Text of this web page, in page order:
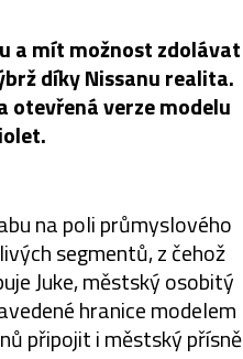
a mít možnost zdolávat
díky Nissanu realita.
otevřená verze modelu
na poli průmyslového
segmentů, z čehož
Juke, městský osobitý
hranice modelem
připojit i městský přísně